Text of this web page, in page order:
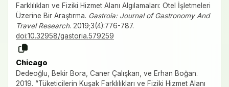
Farklılıkları ve Fiziki Hizmet Alanı Algılamaları: Otel İşletmeleri
Üzerine Bir Araştırma. Gastroia: Journal of Gastronomy And
Travel Research. 2019;3(4):776-787.
doi:10.32958/gastoria.579259
Chicago
Dedeoğlu, Bekir Bora, Caner Çalışkan, ve Erhan Boğan.
2019. “Tüketicilerin Kuşak Farklılıkları ve Fiziki Hizmet Alanı